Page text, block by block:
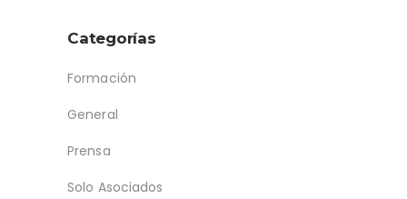
Categorías
Formación
General
Prensa
Solo Asociados